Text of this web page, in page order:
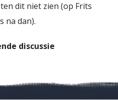
dit niet zien (op Frits
na dan).
discussie